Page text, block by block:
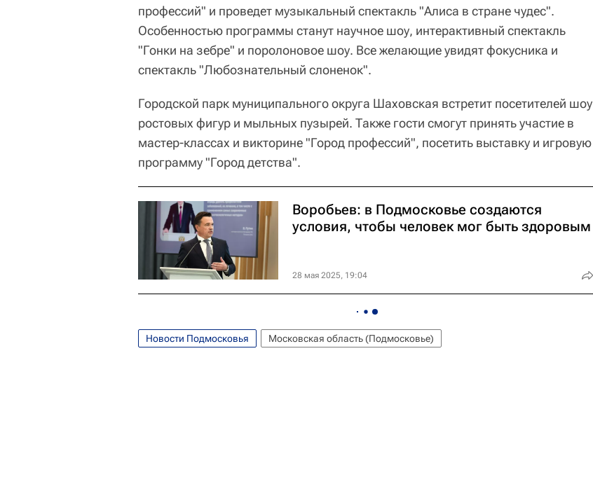
профессий" и проведет музыкальный спектакль "Алиса в стране чудес".
Особенностью программы станут научное шоу, интерактивный спектакль
"Гонки на зебре" и поролоновое шоу. Все желающие увидят фокусника и
спектакль "Любознательный слоненок".
Городской парк муниципального округа Шаховская встретит посетителей шоу
ростовых фигур и мыльных пузырей. Также гости смогут принять участие в
мастер-классах и викторине "Город профессий", посетить выставку и игровую
программу "Город детства".
Воробьев: в Подмосковье создаются
условия, чтобы человек мог быть здоровым
28 мая 2025, 19:04
Новости Подмосковья Московская область (Подмосковье)